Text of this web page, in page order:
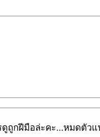
ดูถูกฝีมือล่ะคะ...หมดตัว